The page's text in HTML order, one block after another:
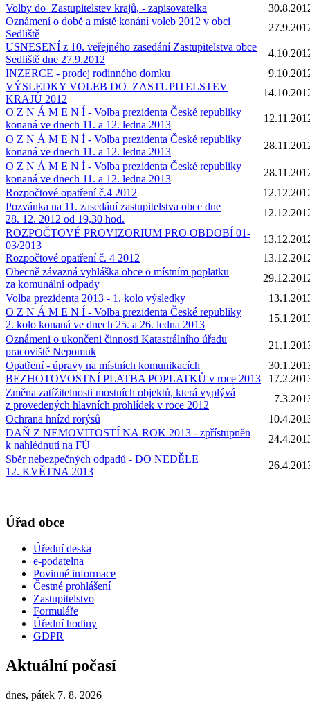
Volby do Zastupitelstev krajů, - zapisovatelka
Oznámení o době a místě konání voleb 2012 v obci
Sedliště
USNESENÍ z 10. veřejného zasedání Zastupitelstva obce
Sedliště dne 27.9.2012
INZERCE - prodej rodinného domku
VÝSLEDKY VOLEB DO ZASTUPITELSTEV
KRAJŮ 2012
O Z N Á M E N Í - Volba prezidenta České republiky
konaná ve dnech 11. a 12. ledna 2013
O Z N Á M E N Í - Volba prezidenta České republiky
konaná ve dnech 11. a 12. ledna 2013
O Z N Á M E N Í - Volba prezidenta České republiky
konaná ve dnech 11. a 12. ledna 2013
Rozpočtové opatření č.4 2012
Pozvánka na 11. zasedání zastupitelstva obce dne
28. 12. 2012 od 19,30 hod.
ROZPOČTOVÉ PROVIZORIUM PRO OBDOBÍ 01-
03/2013
Rozpočtové opatření č. 4 2012
Obecně závazná vyhláška obce o místním poplatku
za komunální odpady
Volba prezidenta 2013 - 1. kolo výsledky
O Z N Á M E N Í - Volba prezidenta České republiky
2. kolo konaná ve dnech 25. a 26. ledna 2013
Oznámeni o ukončeni činnosti Katastrálního úřadu
pracoviště Nepomuk
Opatření - úpravy na místních komunikacích
BEZHOTOVOSTNÍ PLATBA POPLATKŮ v roce 2013
Změna zatížitelnosti mostních objektů, která vyplývá
z provedených hlavních prohlídek v roce 2012
Ochrana hnízd rorýsů
DAŇ Z NEMOVITOSTÍ NA ROK 2013 - zpřístupněn
k nahlédnutí na FÚ
Sběr nebezpečných odpadů - DO NEDĚLE
12. KVĚTNA 2013
Úřad obce
Úřední deska
e-podatelna
Povinné informace
Čestné prohlášení
Zastupitelstvo
Formuláře
Úřední hodiny
GDPR
Aktuální počasí
dnes, pátek 7. 8. 2026